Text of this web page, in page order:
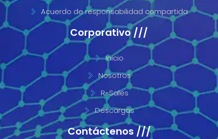
Acuerdo de responsabilidad compartida
Corporativo ///
Inicio
Nosotros
R-Sales
Descargas
Contáctenos ///